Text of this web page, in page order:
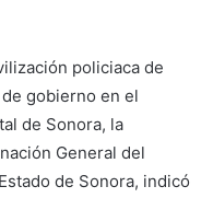
policiaca de
gobierno en el
de Sonora, la
General del
de Sonora, indicó